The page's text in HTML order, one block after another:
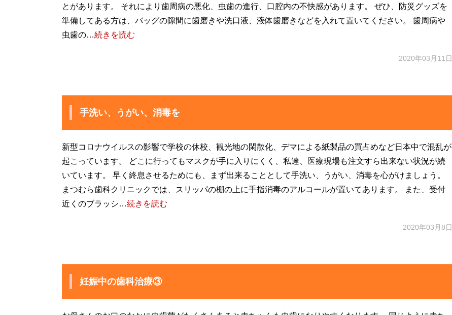
とがあります。 それにより歯周病の悪化、虫歯の進行、口腔内の不快感があります。 ぜひ、防災グッズを
準備してある方は、バッグの隙間に歯磨きや洗口液、液体歯磨きなどを入れて置いてください。 歯周病や
虫歯の…続きを読む
2020年03月11日
手洗い、うがい、消毒を
新型コロナウイルスの影響で学校の休校、観光地の閑散化、デマによる紙製品の買占めなど日本中で混乱が
起こっています。 どこに行ってもマスクが手に入りにくく、私達、医療現場も注文すら出来ない状況が続
いています。 早く終息させるためにも、まず出来ることとして手洗い、うがい、消毒を心がけましょう。
まつむら歯科クリニックでは、スリッパの棚の上に手指消毒のアルコールが置いてあります。 また、受付
近くのブラッシ…続きを読む
2020年03月8日
妊娠中の歯科治療③